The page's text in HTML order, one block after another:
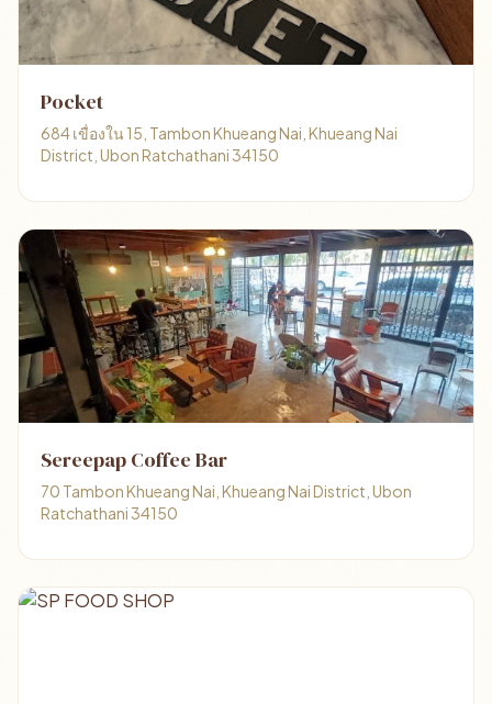
Pocket
684 เขื่องใน 15, Tambon Khueang Nai, Khueang Nai
District, Ubon Ratchathani 34150
Sereepap Coffee Bar
70 Tambon Khueang Nai, Khueang Nai District, Ubon
Ratchathani 34150